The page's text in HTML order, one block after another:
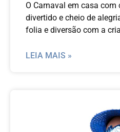
O Carnaval em casa com
divertido e cheio de
folia e diversão com a
LEIA MAIS »